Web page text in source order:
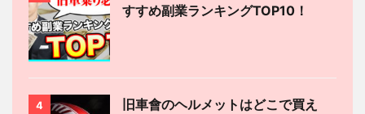
すすめ副業ランキングTOP10！
4
旧車會のヘルメットはどこで買え